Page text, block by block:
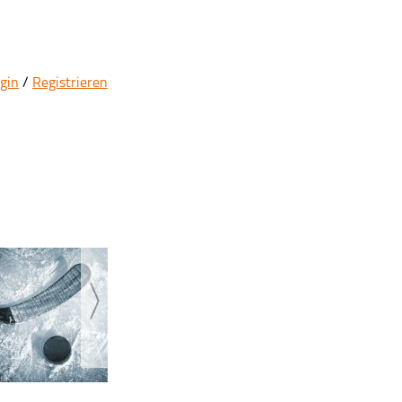
/ Registrieren